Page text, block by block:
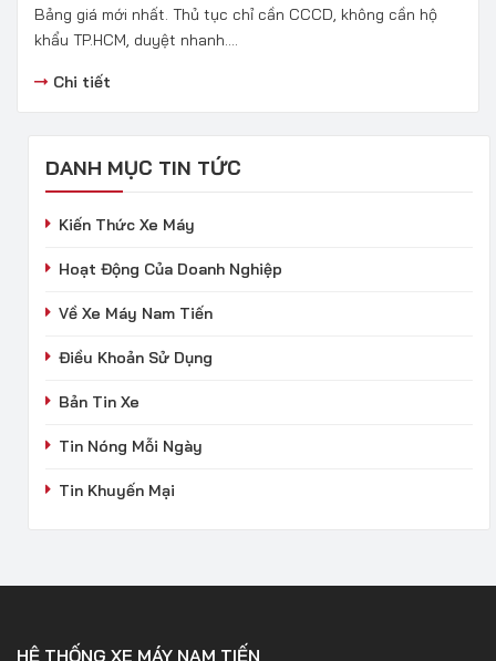
Bảng giá mới nhất. Thủ tục chỉ cần CCCD, không cần hộ
khẩu TP.HCM, duyệt nhanh....
Chi tiết
DANH MỤC TIN TỨC
Kiến Thức Xe Máy
Hoạt Động Của Doanh Nghiệp
Về Xe Máy Nam Tiến
Điều Khoản Sử Dụng
Bản Tin Xe
Tin Nóng Mỗi Ngày
Tin Khuyến Mại
HỆ THỐNG XE MÁY NAM TIẾN